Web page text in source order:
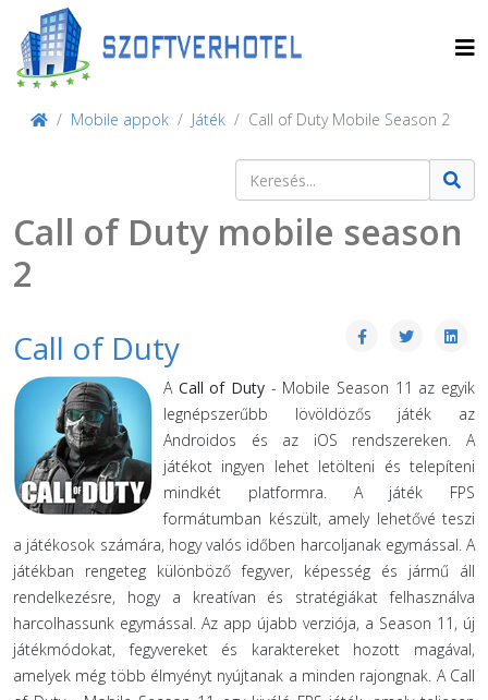
Mobile appok Játék Call of Duty Mobile Season 2
Keresés
Call of Duty mobile season
2
Call of Duty
A Call of Duty - Mobile Season 11 az egyik
legnépszerűbb lövöldözős játék az
Androidos és az iOS rendszereken. A
játékot ingyen lehet letölteni és telepíteni
mindkét platformra. A játék FPS
formátumban készült, amely lehetővé teszi
a játékosok számára, hogy valós időben harcoljanak egymással. A
játékban rengeteg különböző fegyver, képesség és jármű áll
rendelkezésre, hogy a kreatívan és stratégiákat felhasználva
harcolhassunk egymással. Az app újabb verziója, a Season 11, új
játékmódokat, fegyvereket és karaktereket hozott magával,
amelyek még több élmyényt nyújtanak a minden rajongnak. A Call